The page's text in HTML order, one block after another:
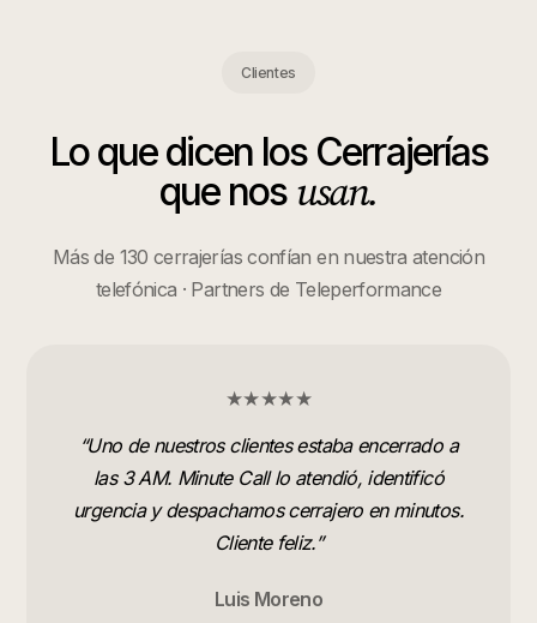
Clientes
Lo que dicen los Cerrajerías
que nos usan.
Más de 130 cerrajerías confían en nuestra atención
telefónica · Partners de Teleperformance
★★★★★
“Uno de nuestros clientes estaba encerrado a
las 3 AM. Minute Call lo atendió, identificó
urgencia y despachamos cerrajero en minutos.
Cliente feliz.”
Luis Moreno